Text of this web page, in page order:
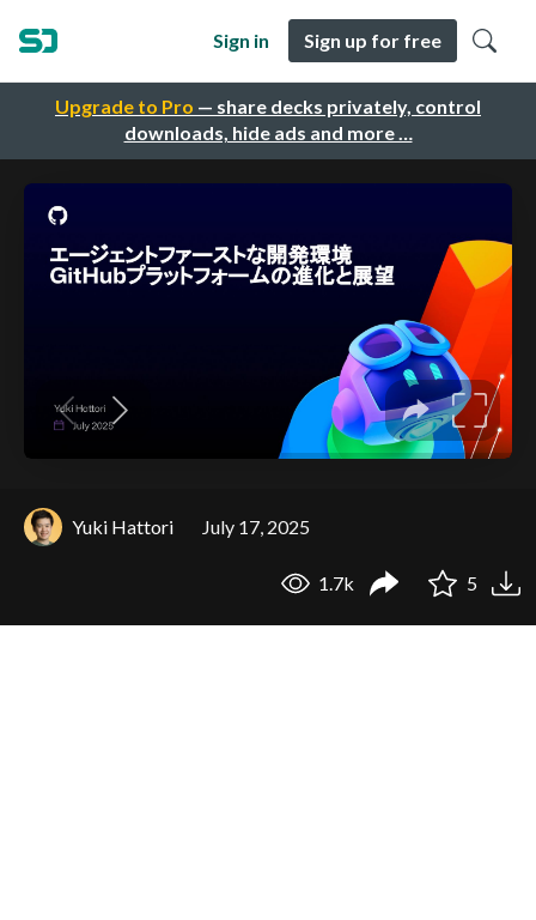
Upgrade to Pro — share decks privately, control
downloads, hide ads and more …
Sign in Sign up for free
Yuki Hattori July 17, 2025
1.7k 5